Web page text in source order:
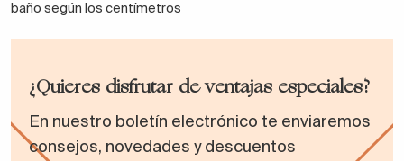
baño según los centímetros
¿Quieres disfrutar de ventajas especiales?
En nuestro boletín electrónico te enviaremos
consejos, novedades y descuentos